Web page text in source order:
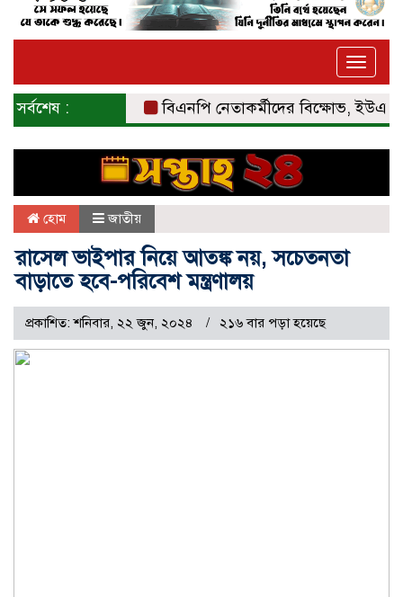
Toggle
সর্বশেষ : বিএনপি নেতাকর্মীদের বিক্ষোভ, ইউএনও ও
হোম জাতীয়
রাসেল ভাইপার নিয়ে আতঙ্ক নয়, সচেতনতা
বাড়াতে হবে-পরিবেশ মন্ত্রণালয়
প্রকাশিত: শনিবার, ২২ জুন, ২০২৪ ২১৬ বার পড়া হয়েছে